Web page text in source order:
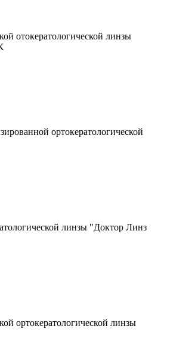
отокератологической линзы
ортокератологической
линзы "Доктор Линз
ортокератологической линзы